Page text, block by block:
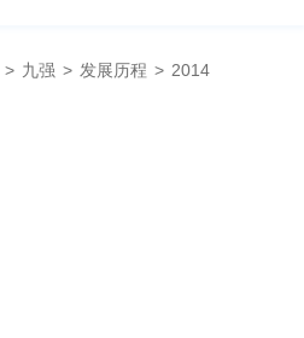
> 九强 > 发展历程 > 2014